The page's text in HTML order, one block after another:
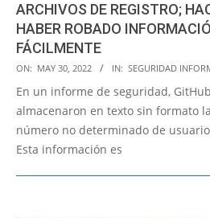
ARCHIVOS DE REGISTRO;
HABER ROBADO
FÁCILMENTE
2022-
05-
30
ON: MAY 30, 2022 IN: SEGURIDAD
En un informe de seguridad,
almacenaron en texto sin formato
número no determinado de
Esta información es